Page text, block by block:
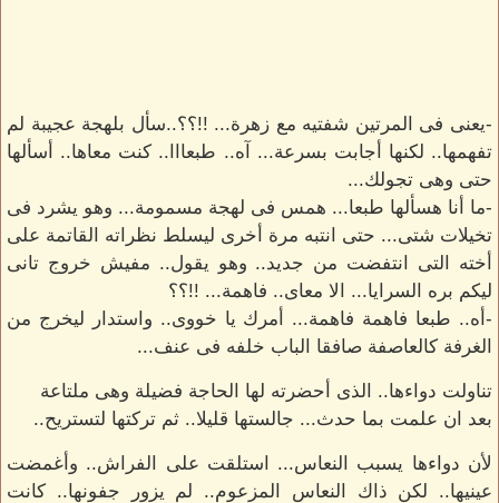
-يعنى فى المرتين شفتيه مع زهرة... !!؟؟..سأل بلهجة عجيبة لم
تفهمها.. لكنها أجابت بسرعة... آه.. طبعااا.. كنت معاها.. أسألها
حتى وهى تجولك...
-ما أنا هسألها طبعا... همس فى لهجة مسمومة... وهو يشرد فى
تخيلات شتى... حتى انتبه مرة أخرى ليسلط نظراته القاتمة على
أخته التى انتفضت من جديد.. وهو يقول.. مفيش خروج تانى
ليكم بره السرايا... الا معاى.. فاهمة... !!؟؟
-أه.. طبعا فاهمة فاهمة... أمرك يا خووى.. واستدار ليخرج من
الغرفة كالعاصفة صافقا الباب خلفه فى عنف...
تناولت دواءها.. الذى أحضرته لها الحاجة فضيلة وهى ملتاعة
بعد ان علمت بما حدث... جالستها قليلا.. ثم تركتها لتستريح..
لأن دواءها يسبب النعاس... استلقت على الفراش.. وأغمضت
عينيها.. لكن ذاك النعاس المزعوم.. لم يزور جفونها.. كانت